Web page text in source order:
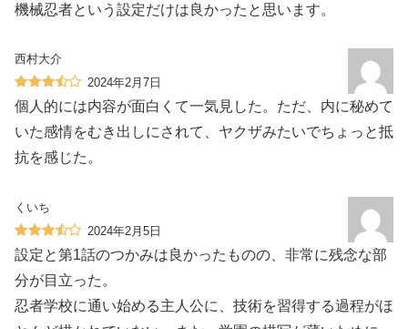
機械忍者という設定だけは良かったと思います。
西村大介
2024年2月7日
個人的には内容が面白くて一気見した。ただ、内に秘めて
いた感情をむき出しにされて、ヤクザみたいでちょっと抵
抗を感じた。
くいち
2024年2月5日
設定と第1話のつかみは良かったものの、非常に残念な部
分が目立った。
忍者学校に通い始める主人公に、技術を習得する過程がほ